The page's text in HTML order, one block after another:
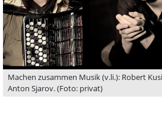
Machen zusammen Musik (v.li.): Robert
Anton Sjarov. (Foto: privat)